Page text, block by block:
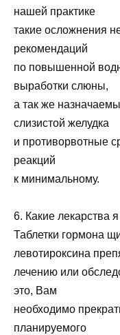
нашей практике
такие осложнения
рекомендаций
по повышенной
выработки слюны,
а так же
слизистой желудка
и противорвотные
реакций
к минимальному.
6. Какие лекарства
Таблетки гормона
левотироксина
лечению или
это, Вам
необходимо
планируемого